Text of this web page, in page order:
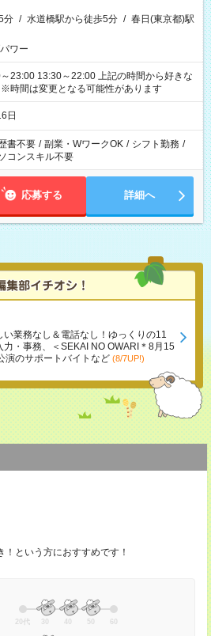
分 / 水道橋駅から徒歩5分 / 春日(東京都)駅
ワー
～22:00 上記の時間から好きな
時間は変更となる可能性があります
日
書不要 / 副業・WワークOK / シフト勤務 /
コンスキル不要
応募する 詳細へ
い業務なし＆電話なし！ゆっくりの11
力・事務、＜SEKAI NO OWARI＊8月15
演のサポートバイトなど (8/7UP!)
！という方におすすめです！
20代 30 40 50 60